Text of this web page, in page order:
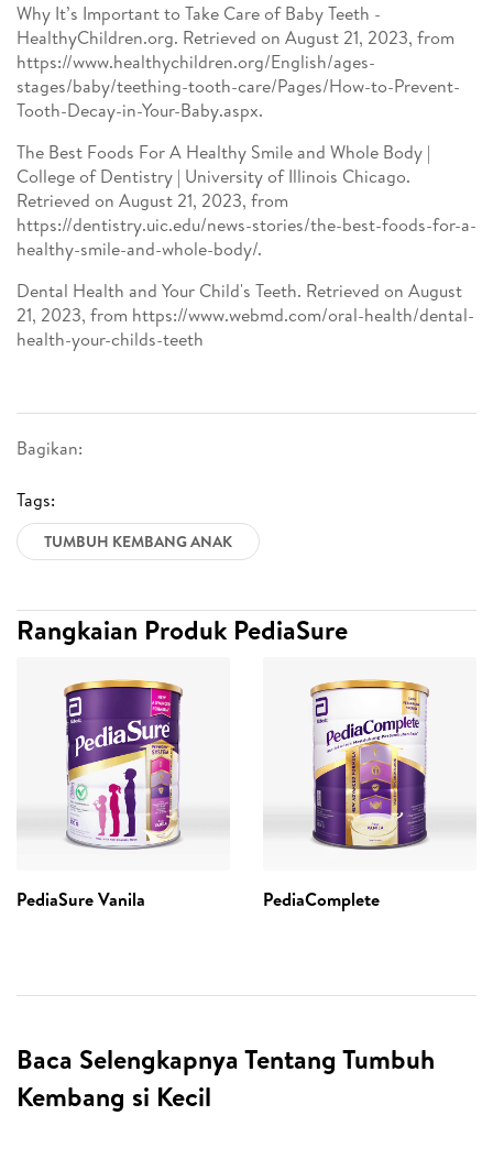
Bagikan:
Tags:
TUMBUH KEMBANG ANAK
Why It’s Important to Take Care of Baby Teeth -
HealthyChildren.org. Retrieved on August 21, 2023, from
https://www.healthychildren.org/English/ages-
stages/baby/teething-tooth-care/Pages/How-to-Prevent-
Tooth-Decay-in-Your-Baby.aspx.
The Best Foods For A Healthy Smile and Whole Body |
College of Dentistry | University of Illinois Chicago.
Retrieved on August 21, 2023, from
https://dentistry.uic.edu/news-stories/the-best-foods-for-a-
healthy-smile-and-whole-body/.
Dental Health and Your Child's Teeth. Retrieved on August
21, 2023, from https://www.webmd.com/oral-health/dental-
health-your-childs-teeth
Rangkaian Produk PediaSure
PediaSure Vanila PediaComplete
Baca Selengkapnya Tentang Tumbuh
Kembang si Kecil